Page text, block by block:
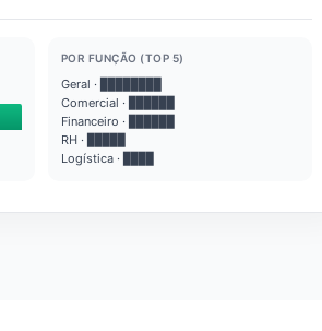
POR FUNÇÃO (TOP 5)
Geral · ████████
Comercial · ██████
Financeiro · ██████
RH · █████
Logística · ████